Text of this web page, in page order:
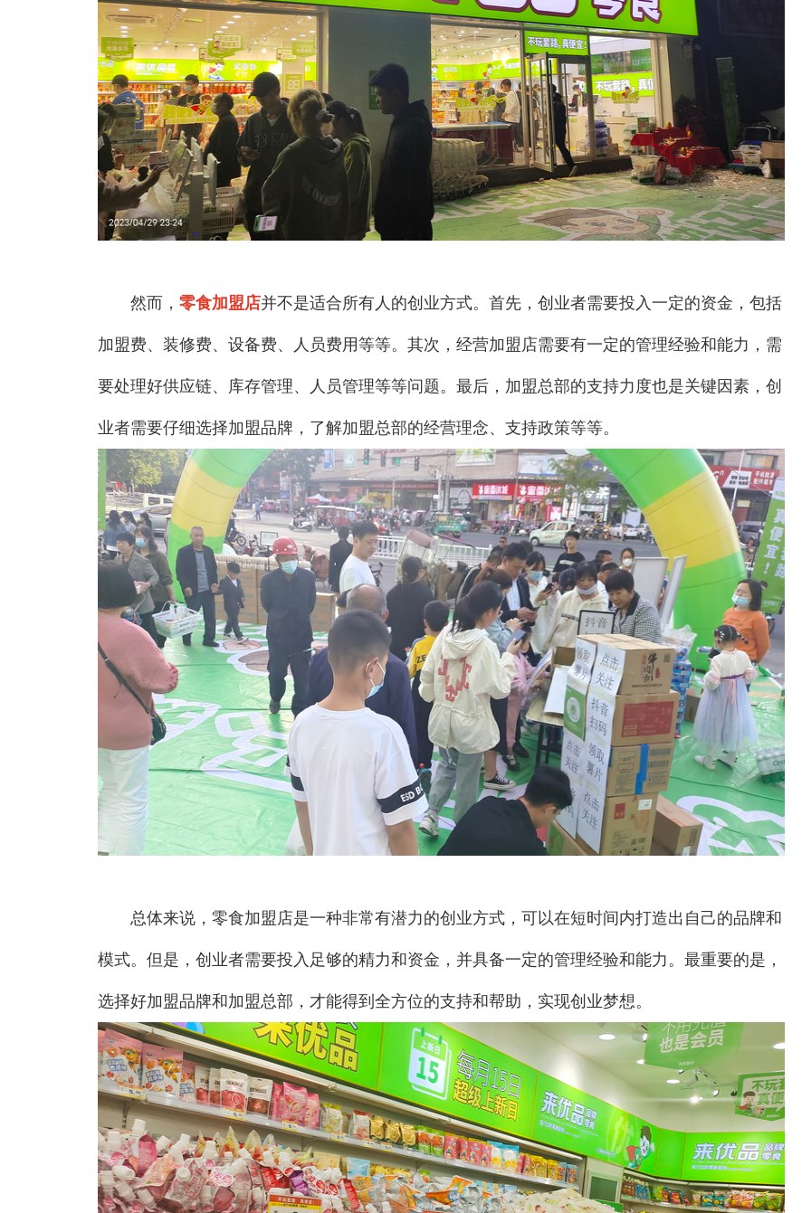
然而， 零食加盟店并不是适合所有人的创业方式。首先，创业者需要投入一定的资金，包括
加盟费、装修费、设备费、人员费用等等。其次，经营加盟店需要有一定的管理经验和能力，需
要处理好供应链、库存管理、人员管理等等问题。最后，加盟总部的支持力度也是关键因素，创
业者需要仔细选择加盟品牌，了解加盟总部的经营理念、支持政策等等。
总体来说，零食加盟店是一种非常有潜力的创业方式，可以在短时间内打造出自己的品牌和
模式。但是，创业者需要投入足够的精力和资金，并具备一定的管理经验和能力。最重要的是，
选择好加盟品牌和加盟总部，才能得到全方位的支持和帮助，实现创业梦想。